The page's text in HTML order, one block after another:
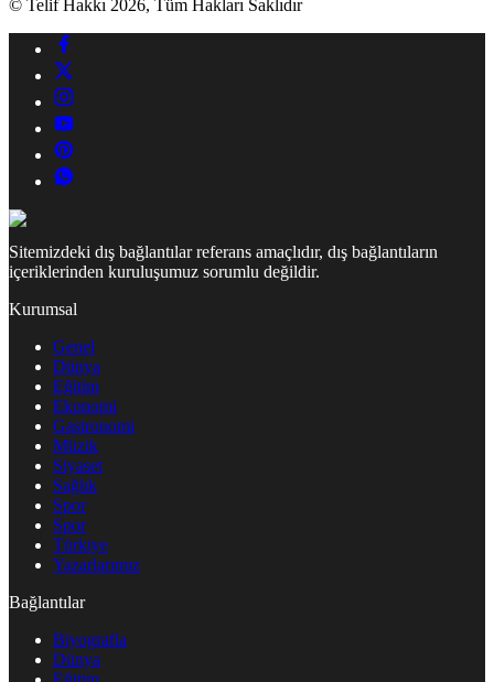
© Telif Hakkı 2026, Tüm Hakları Saklıdır
Sitemizdeki dış bağlantılar referans amaçlıdır, dış bağlantıların
içeriklerinden kuruluşumuz sorumlu değildir.
Kurumsal
Genel
Dünya
Eğitim
Ekonomi
Gastronomi
Müzik
Siyaset
Sağlık
Spor
Spor
Türkiye
Yazarlarımız
Bağlantılar
Biyografia
Dünya